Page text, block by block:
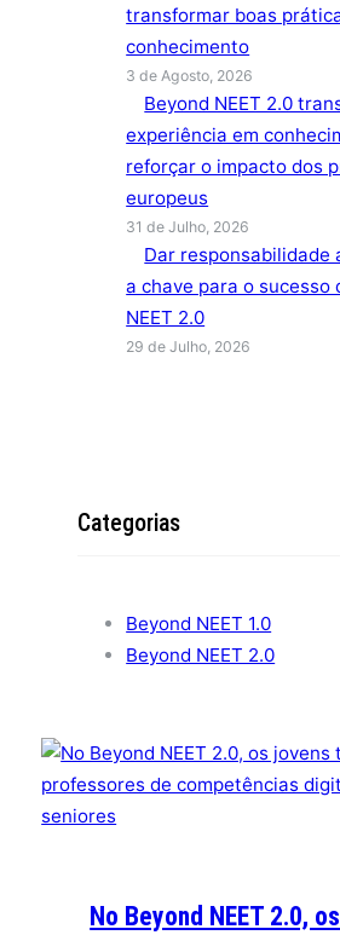
transformar boas
conhecimento
3 de Agosto, 2026
Beyond NEET 2.0
experiência em
reforçar o impacto dos
europeus
31 de Julho, 2026
Dar responsabilidade
a chave para o sucesso
NEET 2.0
29 de Julho, 2026
Categorias
Beyond NEET 1.0
Beyond NEET 2.0
No Beyond NEET 2.0,